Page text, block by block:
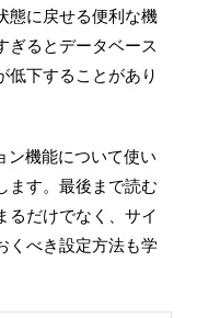
態に戻せる便利な機
ぎるとデータベース
低下することがあり
ン機能について使い
ます。最後まで読む
るだけでなく、サイ
くべき設定方法も学